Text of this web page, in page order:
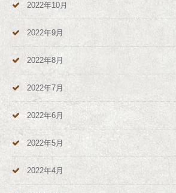
2022年10月
2022年9月
2022年8月
2022年7月
2022年6月
2022年5月
2022年4月